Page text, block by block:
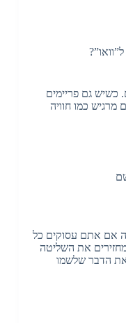
כשיש גם פריימים
מרגיש כמו חוויה
אם אתם עסוקים כל
את השליטה
הדבר שלשמו